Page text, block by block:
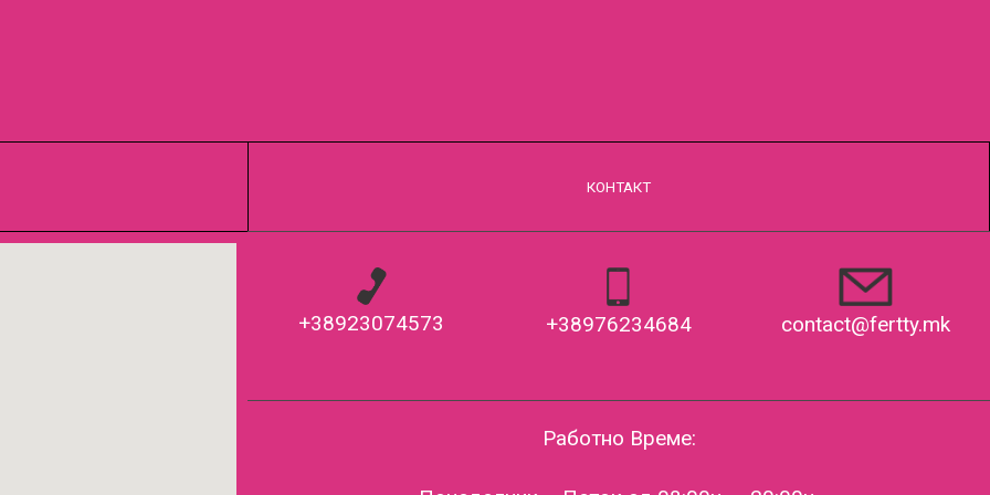
КОНТАКТ
+38923074573 +38976234684 contact@fertty.mk
Работно Време: